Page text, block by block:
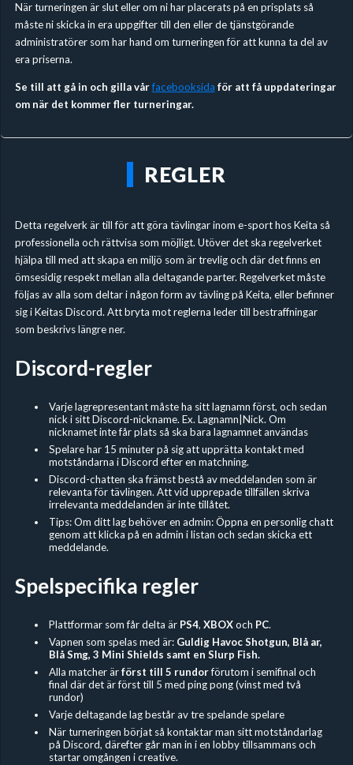
När turneringen är slut eller om ni har placerats på en prisplats så
måste ni skicka in era uppgifter till den eller de tjänstgörande
administratörer som har hand om turneringen för att kunna ta del av
era priserna.
Se till att gå in och gilla vårfacebooksida för att få uppdateringar
om när det kommer fler turneringar.
REGLER
Detta regelverk är till för att göra tävlingar inom e-sport hos Keita så
professionella och rättvisa som möjligt. Utöver det ska regelverket
hjälpa till med att skapa en miljö som är trevlig och där det finns en
ömsesidig respekt mellan alla deltagande parter. Regelverket måste
följas av alla som deltar i någon form av tävling på Keita, eller befinner
sig i Keitas Discord. Att bryta mot reglerna leder till bestraffningar
som beskrivs längre ner.
Discord-regler
Varje lagrepresentant måste ha sitt lagnamn först, och sedan
nick i sitt Discord-nickname. Ex. Lagnamn|Nick. Om
nicknamet inte får plats så ska bara lagnamnet användas
Spelare har 15 minuter på sig att upprätta kontakt med
motståndarna i Discord efter en matchning.
Discord-chatten ska främst bestå av meddelanden som är
relevanta för tävlingen. Att vid upprepade tillfällen skriva
irrelevanta meddelanden är inte tillåtet.
Tips: Om ditt lag behöver en admin: Öppna en personlig chatt
genom att klicka på en admin i listan och sedan skicka ett
meddelande.
Spelspecifika regler
Plattformar som får delta är PS4, XBOXoch PC.
Vapnen som spelas med är: Guldig Havoc Shotgun, Blå ar,
Blå Smg, 3 Mini Shields samt en Slurp Fish.
Alla matcher ärförst till 5 rundorförutom i semifinal och
final där det är först till 5 med ping pong (vinst med två
rundor)
Varje deltagande lag består av tre spelande spelare
När turneringen börjat så kontaktar man sitt motståndarlag
på Discord, därefter går man in i en lobby tillsammans och
startar omgången i creative.